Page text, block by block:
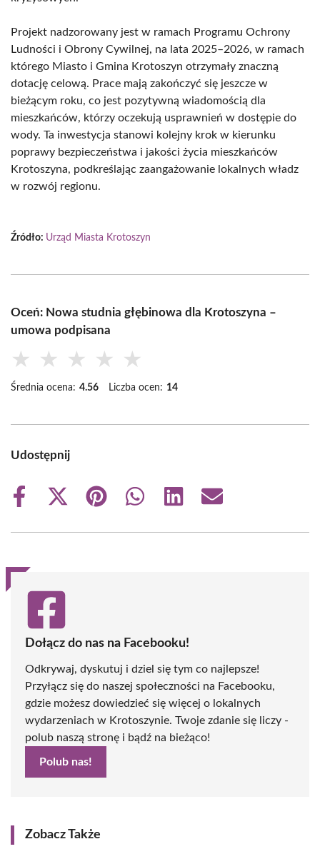
Projekt nadzorowany jest w ramach Programu Ochrony
Ludności i Obrony Cywilnej, na lata 2025–2026, w ramach
którego Miasto i Gmina Krotoszyn otrzymały znaczną
dotację celową. Prace mają zakończyć się jeszcze w
bieżącym roku, co jest pozytywną wiadomością dla
mieszkańców, którzy oczekują usprawnień w dostępie do
wody. Ta inwestycja stanowi kolejny krok w kierunku
poprawy bezpieczeństwa i jakości życia mieszkańców
Krotoszyna, podkreślając zaangażowanie lokalnych władz
w rozwój regionu.
Źródło: Urząd Miasta Krotoszyn
Oceń: Nowa studnia głębinowa dla Krotoszyna –
umowa podpisana
★ ★ ★ ★ ★
Średnia ocena: 4.56 Liczba ocen: 14
Udostępnij
Share
Share
(Twitter)
Share
Share
Share
Share
Dołącz do nas na Facebooku!
Odkrywaj, dyskutuj i dziel się tym co najlepsze!
Przyłącz się do naszej społeczności na Facebooku,
gdzie możesz dowiedzieć się więcej o lokalnych
wydarzeniach w Krotoszynie. Twoje zdanie się liczy -
polub naszą stronę i bądź na bieżąco!
Polub nas!
Zobacz Także